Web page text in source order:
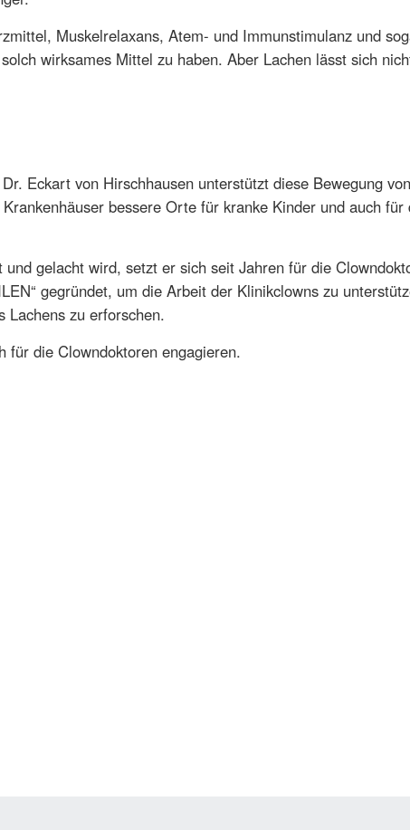
Muskelrelaxans, Atem- und Immunstimulanz und
wirksames Mittel zu haben. Aber Lachen lässt sich
Eckart von Hirschhausen unterstützt diese Bewegung von
bessere Orte für kranke Kinder und auch für
gelacht wird, setzt er sich seit Jahren für die
gegründet, um die Arbeit der Klinikclowns zu
Lachens zu erforschen.
für die Clowndoktoren engagieren.